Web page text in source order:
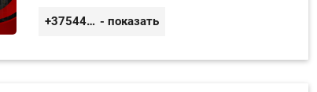
+375445353020 - показать